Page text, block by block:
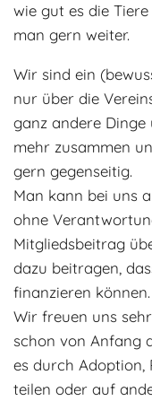
wie gut es die
man gern weiter.
Wir sind ein
nur über die
ganz andere
mehr zusammen
gern gegenseitig.
Man kann bei uns
ohne
Mitgliedsbeitrag
dazu beitragen,
finanzieren können.
Wir freuen uns
schon von Anfang
es durch Adoption,
teilen oder auf